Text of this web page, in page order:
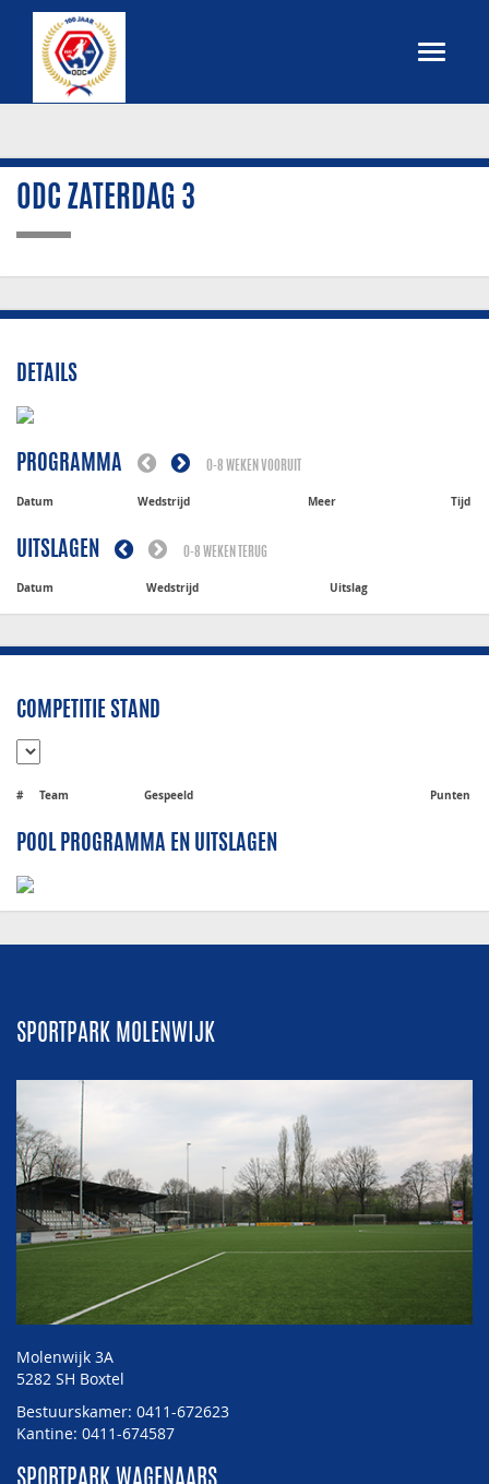
ODC ZATERDAG 3
DETAILS
PROGRAMMA 0-8 WEKEN VOORUIT
Datum Wedstrijd Meer Tijd
UITSLAGEN 0-8 WEKEN TERUG
Datum Wedstrijd Uitslag
COMPETITIE STAND
# Team Gespeeld Punten
POOL PROGRAMMA EN UITSLAGEN
SPORTPARK MOLENWIJK
Molenwijk 3A
5282 SH Boxtel
Bestuurskamer: 0411-672623
Kantine: 0411-674587